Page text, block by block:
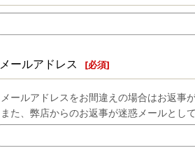
メールアドレス [必須]
メールアドレスをお間違えの場合はお返事
また、弊店からのお返事が迷惑メールとし